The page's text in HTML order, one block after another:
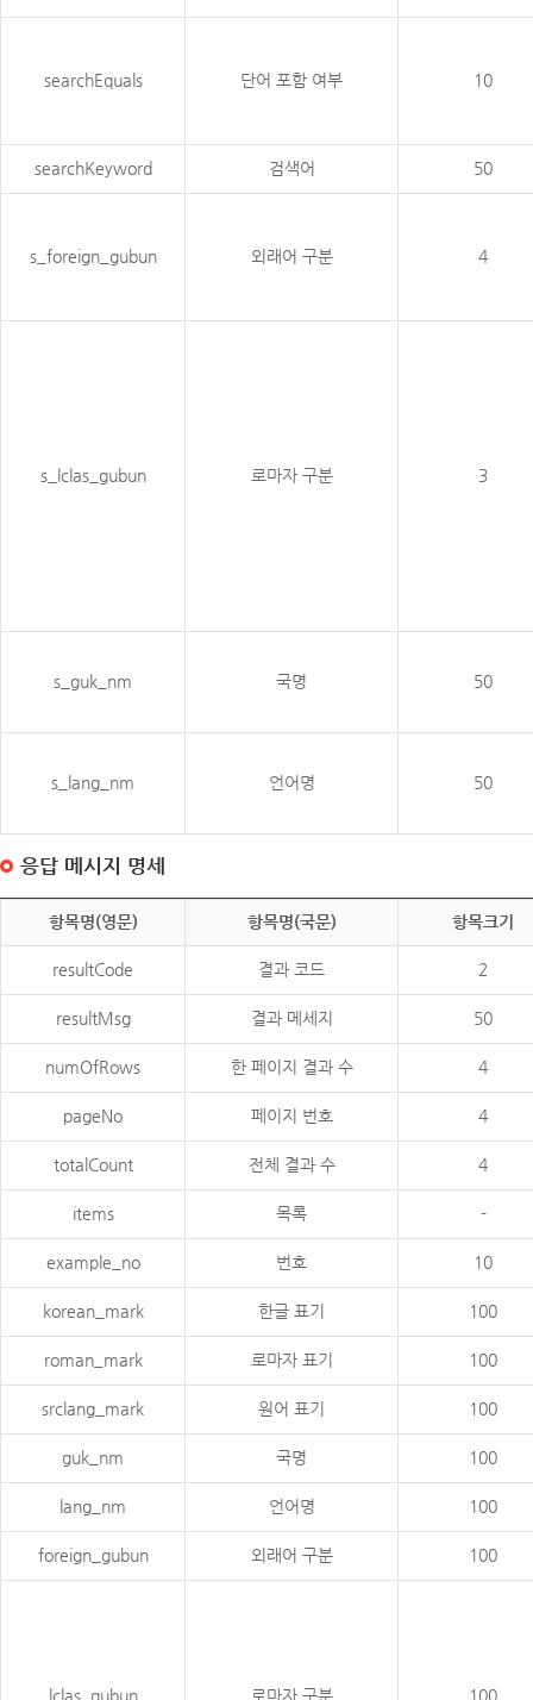
searchEquals 단어 포함 여부 10
searchKeyword 검색어 50
s_foreign_gubun 외래어 구분 4
s_lclas_gubun 로마자 구분 3
s_guk_nm 국명 50
s_lang_nm 언어명 50
응답 메시지 명세
항목명(영문) 항목명(국문) 항목크기
resultCode 결과 코드 2
resultMsg 결과 메세지 50
numOfRows 한 페이지 결과 수 4
pageNo 페이지 번호 4
totalCount 전체 결과 수 4
items 목록 -
example_no 번호 10
korean_mark 한글 표기 100
roman_mark 로마자 표기 100
srclang_mark 원어 표기 100
guk_nm 국명 100
lang_nm 언어명 100
foreign_gubun 외래어 구분 100
lclas_gubun 로마자 구분 100